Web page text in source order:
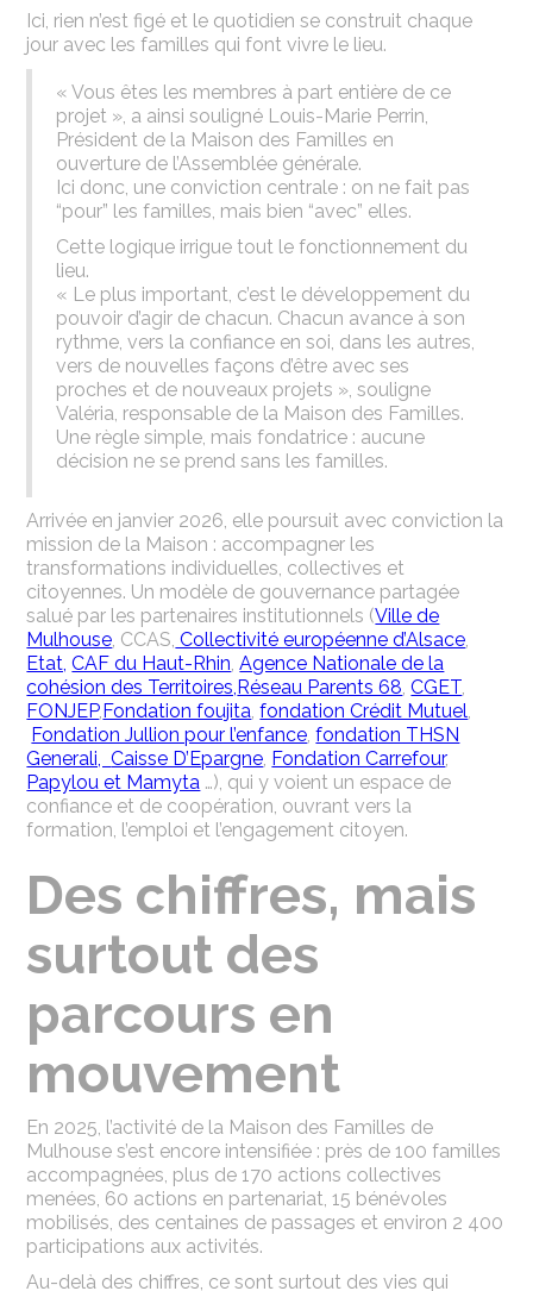
Ici, rien n’est figé et le quotidien se construit chaque
jour avec les familles qui font vivre le lieu.
« Vous êtes les membres à part entière de ce
projet », a ainsi souligné Louis-Marie Perrin,
Président de la Maison des Familles en
ouverture de l’Assemblée générale.
Ici donc, une conviction centrale : on ne fait pas
“pour” les familles, mais bien “avec” elles.
Cette logique irrigue tout le fonctionnement du
lieu.
« Le plus important, c’est le développement du
pouvoir d’agir de chacun. Chacun avance à son
rythme, vers la confiance en soi, dans les autres,
vers de nouvelles façons d’être avec ses
proches et de nouveaux projets », souligne
Valéria, responsable de la Maison des Familles.
Une règle simple, mais fondatrice : aucune
décision ne se prend sans les familles.
Arrivée en janvier 2026, elle poursuit avec conviction la
mission de la Maison : accompagner les
transformations individuelles, collectives et
citoyennes. Un modèle de gouvernance partagée
salué par les partenaires institutionnels (Ville de
Mulhouse, CCAS, Collectivité européenne d’Alsace,
Etat, CAF du Haut-Rhin,Agence Nationale de la
cohésion des Territoires,Réseau Parents 68,CGET,
FONJEP,Fondation foujita,fondation Crédit Mutuel,
Fondation Jullion pour l’enfance,fondation THSN
Generali,Caisse D’Epargne, Fondation Carrefour,
Papylou et Mamyta …), qui y voient un espace de
confiance et de coopération, ouvrant vers la
formation, l’emploi et l’engagement citoyen.
Des chiffres, mais
surtout des
parcours en
mouvement
En 2025, l’activité de la Maison des Familles de
Mulhouse s’est encore intensifiée : près de 100 familles
accompagnées, plus de 170 actions collectives
menées, 60 actions en partenariat, 15 bénévoles
mobilisés, des centaines de passages et environ 2 400
participations aux activités.
Au-delà des chiffres, ce sont surtout des vies qui